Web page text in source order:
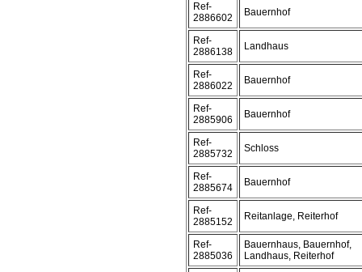
Ref-
2886602
Bauernhof
Ref-
2886138
Landhaus
Ref-
2886022
Bauernhof
Ref-
2885906
Bauernhof
Ref-
2885732
Schloss
Ref-
2885674
Bauernhof
Ref-
2885152
Reitanlage, Reiterhof
Ref-
2885036
Bauernhaus, Bauernhof,
Landhaus, Reiterhof